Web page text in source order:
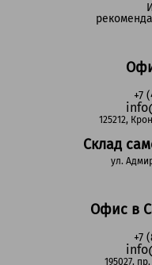
+7
125212,
Склад
ул.
Офис в
+7
195027,